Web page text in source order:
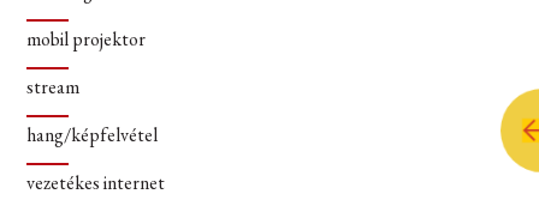
mobil projektor
stream
hang/képfelvétel
vezetékes internet